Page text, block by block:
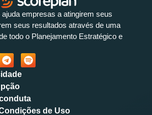
empresas a atingirem seus
seus resultados através de uma
todo o Planejamento Estratégico e
de Uso